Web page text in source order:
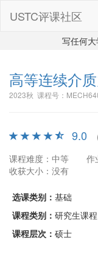
USTC评课社区
写任何
高等连续介
2023秋 课程号：
9.0
课程难度：中等
作
收获大小：没有
选课类别： 基础
课程类别： 研究生课程
课程层次： 硕士